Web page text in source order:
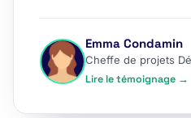
Emma Condamin
Lire le témoignage →